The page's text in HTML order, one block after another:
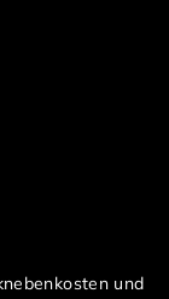
und